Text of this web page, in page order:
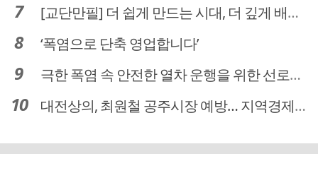
[교단만필] 더 쉽게 만드는 시대, 더 깊게 배우는 교육
‘폭염으로 단축 영업합니다’
극한 폭염 속 안전한 열차 운행을 위한 선로관리
대전상의, 최원철 공주시장 예방… 지역경제 협력방안 논의